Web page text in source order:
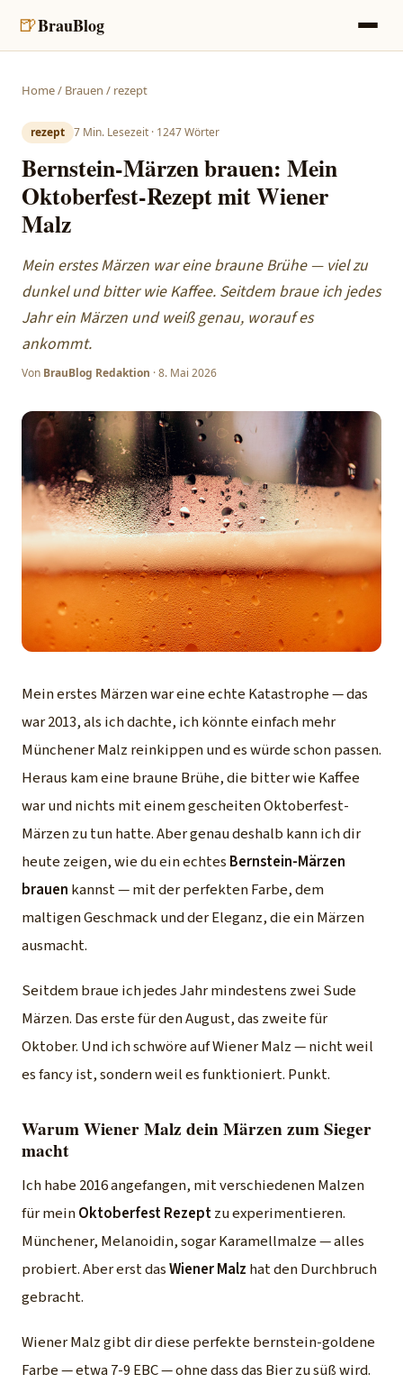
🍺BrauBlog
Home/ Brauen / rezept
rezept 7 Min. Lesezeit · 1247Wörter
Bernstein-Märzen brauen: Mein
Oktoberfest-Rezept mit Wiener
Malz
Mein erstes Märzen war eine braune Brühe — viel zu
dunkel und bitter wie Kaffee. Seitdem braue ich jedes
Jahr ein Märzen und weiß genau, worauf es
ankommt.
Von BrauBlog Redaktion ·8. Mai 2026
Mein erstes Märzen war eine echte Katastrophe — das
war 2013, als ich dachte, ich könnte einfach mehr
Münchener Malz reinkippen und es würde schon passen.
Heraus kam eine braune Brühe, die bitter wie Kaffee
war und nichts mit einem gescheiten Oktoberfest-
Märzen zu tun hatte. Aber genau deshalb kann ich dir
heute zeigen, wie du ein echtes Bernstein-Märzen
brauen kannst — mit der perfekten Farbe, dem
maltigen Geschmack und der Eleganz, die ein Märzen
ausmacht.
Seitdem braue ich jedes Jahr mindestens zwei Sude
Märzen. Das erste für den August, das zweite für
Oktober. Und ich schwöre auf Wiener Malz — nicht weil
es fancy ist, sondern weil es funktioniert. Punkt.
Warum Wiener Malz dein Märzen zum Sieger
macht
Ich habe 2016 angefangen, mit verschiedenen Malzen
für meinOktoberfest Rezeptzu experimentieren.
Münchener, Melanoidin, sogar Karamellmalze — alles
probiert. Aber erst dasWiener Malz hat den Durchbruch
gebracht.
Wiener Malz gibt dir diese perfekte bernstein-goldene
Farbe — etwa 7-9 EBC — ohne dass das Bier zu süß wird.